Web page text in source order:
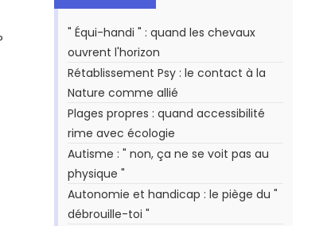
" Équi-handi " : quand les chevaux
ouvrent l'horizon
Rétablissement Psy : le contact à la
Nature comme allié
Plages propres : quand accessibilité
rime avec écologie
Autisme : " non, ça ne se voit pas au
physique "
Autonomie et handicap : le piège du "
débrouille-toi "